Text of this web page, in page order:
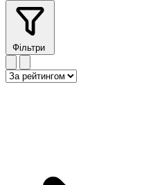
Фільтри